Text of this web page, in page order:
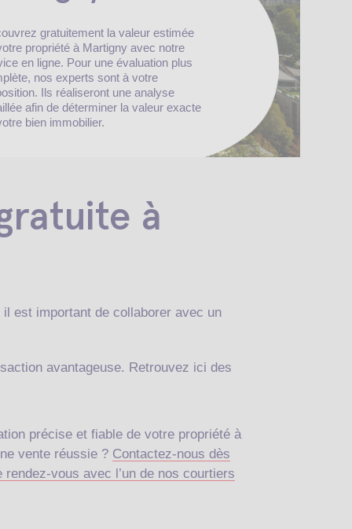
gratuitement la valeur estimée
propriété à Martigny avec notre
en ligne. Pour une évaluation plus
nos experts sont à votre
Ils réaliseront une analyse
afin de déterminer la valeur exacte
bien immobilier.
à
est important de collaborer avec un
avantageuse. Retrouvez ici des
précise et fiable de votre propriété à
vente réussie ? Contactez-nous dès
rendez-vous avec l’un de nos courtiers